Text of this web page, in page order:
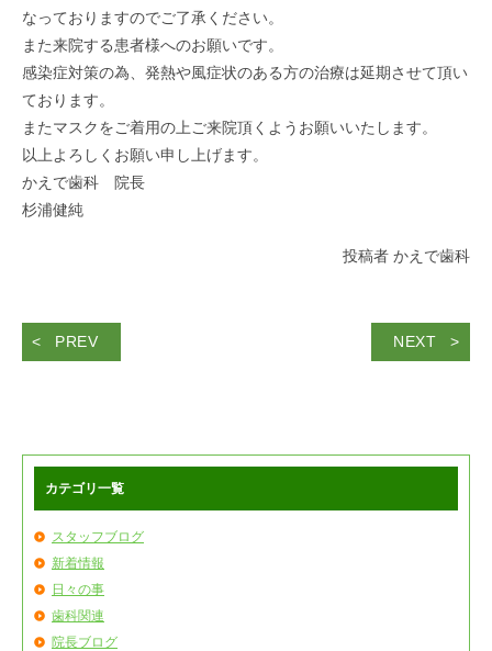
なっておりますのでご了承ください。
また来院する患者様へのお願いです。
感染症対策の為、発熱や風症状のある方の治療は延期させて頂い
ております。
またマスクをご着用の上ご来院頂くようお願いいたします。
以上よろしくお願い申し上げます。
かえで歯科 院長
杉浦健純
投稿者 かえで歯科
PREV NEXT
カテゴリ一覧
スタッフブログ
新着情報
日々の事
歯科関連
院長ブログ